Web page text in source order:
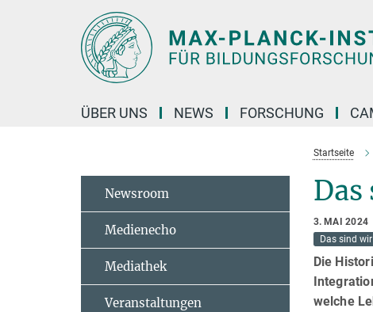
ÜBER UNS NEWS FORSCHUNG
Startseite
3. MAI 2024
Das sind wir
Die
welche
Newsroom
Medienecho
Mediathek
Veranstaltungen